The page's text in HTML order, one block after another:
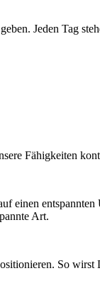
Jeden Tag
Fähigkeiten
einen
Art.
So